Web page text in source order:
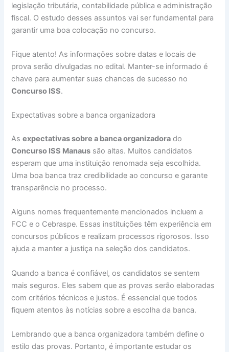
legislação tributária, contabilidade pública e administração
fiscal. O estudo desses assuntos vai ser fundamental para
garantir uma boa colocação no concurso.
Fique atento! As informações sobre datas e locais de
prova serão divulgadas no edital. Manter-se informado é
chave para aumentar suas chances de sucesso no
Concurso ISS.
Expectativas sobre a banca organizadora
Asexpectativas sobre a banca organizadora do
Concurso ISS Manaus são altas. Muitos candidatos
esperam que uma instituição renomada seja escolhida.
Uma boa banca traz credibilidade ao concurso e garante
transparência no processo.
Alguns nomes frequentemente mencionados incluem a
FCC e o Cebraspe. Essas instituições têm experiência em
concursos públicos e realizam processos rigorosos. Isso
ajuda a manter a justiça na seleção dos candidatos.
Quando a banca é confiável, os candidatos se sentem
mais seguros. Eles sabem que as provas serão elaboradas
com critérios técnicos e justos. É essencial que todos
fiquem atentos às notícias sobre a escolha da banca.
Lembrando que a banca organizadora também define o
estilo das provas. Portanto, é importante estudar os